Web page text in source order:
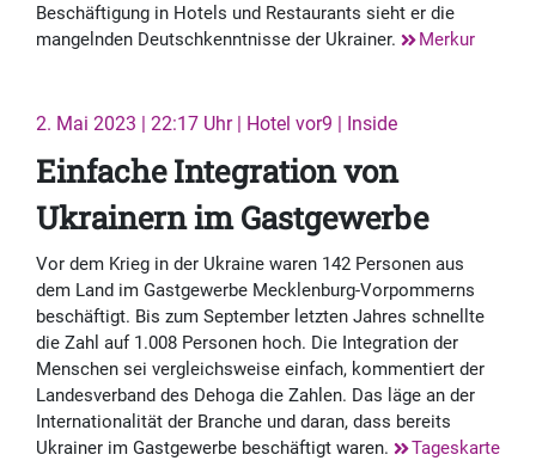
Beschäftigung in Hotels und Restaurants sieht er die
mangelnden Deutschkenntnisse der Ukrainer.
Merkur
2. Mai 2023 | 22:17 Uhr | Hotel vor9 | Inside
Einfache Integration von
Ukrainern im Gastgewerbe
Vor dem Krieg in der Ukraine waren 142 Personen aus
dem Land im Gastgewerbe Mecklenburg-Vorpommerns
beschäftigt. Bis zum September letzten Jahres schnellte
die Zahl auf 1.008 Personen hoch. Die Integration der
Menschen sei vergleichsweise einfach, kommentiert der
Landesverband des Dehoga die Zahlen. Das läge an der
Internationalität der Branche und daran, dass bereits
Ukrainer im Gastgewerbe beschäftigt waren.
Tageskarte